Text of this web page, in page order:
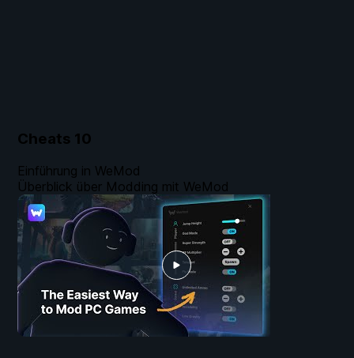
Cheats 10
Einführung in WeMod
Überblick über Modding mit WeMod